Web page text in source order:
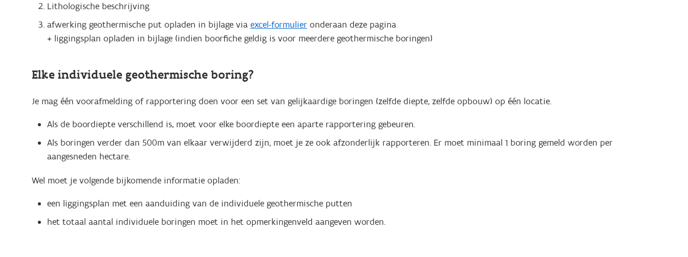
Lithologische beschrijving
afwerking geothermische put opladen in bijlage via excel-formulier onderaan deze pagina
+ liggingsplan opladen in bijlage (indien boorfiche geldig is voor meerdere geothermische boringen)
Elke individuele geothermische boring?
Je mag één voorafmelding of rapportering doen voor een set van gelijkaardige boringen (zelfde diepte, zelfde opbouw) op één locatie.
Als de boordiepte verschillend is, moet voor elke boordiepte een aparte rapportering gebeuren.
Als boringen verder dan 500m van elkaar verwijderd zijn, moet je ze ook afzonderlijk rapporteren. Er moet minimaal 1 boring gemeld worden per
aangesneden hectare.
Wel moet je volgende bijkomende informatie opladen:
een liggingsplan met een aanduiding van de individuele geothermische putten
het totaal aantal individuele boringen moet in het opmerkingenveld aangeven worden.